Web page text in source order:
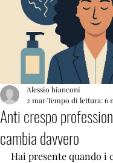
Anti crespo
cambia davvero
Alessio bianconi
2 marTempo di lettura: 6
Hai presente quando i